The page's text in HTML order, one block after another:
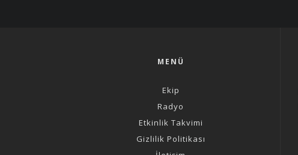
MENÜ
Ekip
Radyo
Etkinlik Takvimi
Gizlilik Politikası